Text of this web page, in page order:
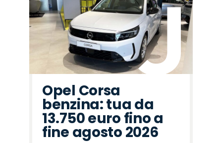
Romeo
Rover
Opel Corsa
benzina: tua da
13.750 euro fino a
fine agosto 2026